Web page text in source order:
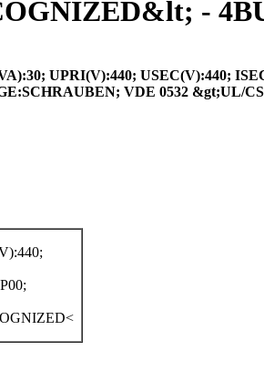
-
UPRI(V):440; USEC(V):440;
VDE 0532 &gt;UL/